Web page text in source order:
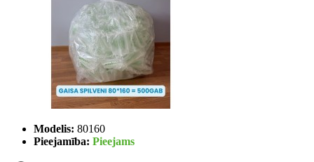
Modelis: 80160
Pieejamība: Pieejams